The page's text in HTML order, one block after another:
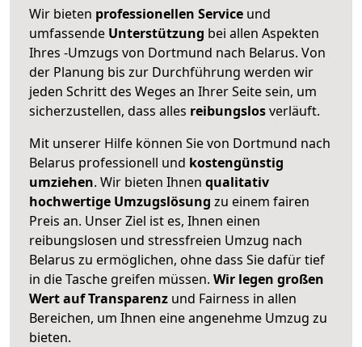
Wir bieten professionellen Service und
umfassende Unterstützung bei allen Aspekten
Ihres -Umzugs von Dortmund nach Belarus. Von
der Planung bis zur Durchführung werden wir
jeden Schritt des Weges an Ihrer Seite sein, um
sicherzustellen, dass alles reibungslosverläuft.
Mit unserer Hilfe können Sie von Dortmund nach
Belarus professionell und kostengünstig
umziehen. Wir bieten Ihnen qualitativ
hochwertige Umzugslösung zu einem fairen
Preis an. Unser Ziel ist es, Ihnen einen
reibungslosen und stressfreien Umzug nach
Belarus zu ermöglichen, ohne dass Sie dafür tief
in die Tasche greifen müssen. Wir legen großen
Wert auf Transparenz und Fairness in allen
Bereichen, um Ihnen eine angenehme Umzug zu
bieten.